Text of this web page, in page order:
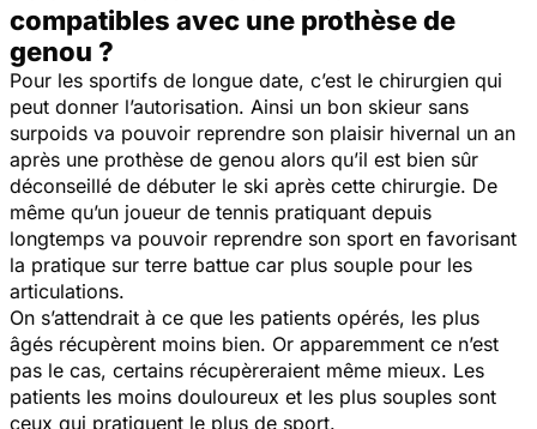
compatibles avec une prothèse de
genou ?
Pour les sportifs de longue date, c’est le chirurgien qui
peut donner l’autorisation. Ainsi un bon skieur sans
surpoids va pouvoir reprendre son plaisir hivernal un an
après une prothèse de genou alors qu’il est bien sûr
déconseillé de débuter le ski après cette chirurgie. De
même qu’un joueur de tennis pratiquant depuis
longtemps va pouvoir reprendre son sport en favorisant
la pratique sur terre battue car plus souple pour les
articulations.
On s’attendrait à ce que les patients opérés, les plus
âgés récupèrent moins bien. Or apparemment ce n’est
pas le cas, certains récupèreraient même mieux. Les
patients les moins douloureux et les plus souples sont
ceux qui pratiquent le plus de sport.